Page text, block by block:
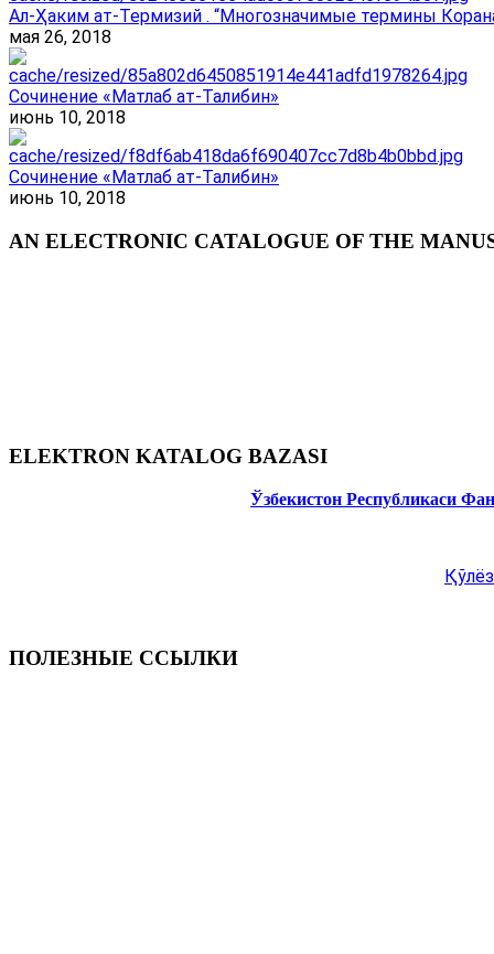
Ал-Ҳаким ат-Термизий . “Многозначимые термины
мая 26, 2018
Сочинение «Матлаб ат-Талибин»
июнь 10, 2018
Сочинение «Матлаб ат-Талибин»
июнь 10, 2018
AN ELECTRONIC CATALOGUE OF THE
ELEKTRON KATALOG BAZASI
Ўзбекистон Республикаси
ПОЛЕЗНЫЕ ССЫЛКИ